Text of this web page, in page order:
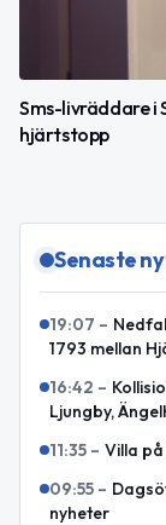
Sms-livräddare i
hjärtstopp
Senaste
19:07 –
1793 mellan
16:42 –
Ljungby,
11:35 – Villa
09:55 –
nyheter